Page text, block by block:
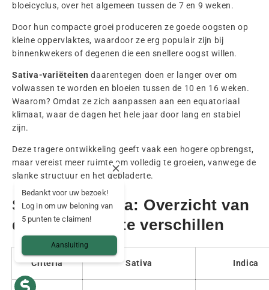
bloeicyclus, over het algemeen tussen de 7 en 9 weken.
Door hun compacte groei produceren ze goede oogsten op
kleine oppervlaktes, waardoor ze erg populair zijn bij
binnenkwekers of degenen die een snellere oogst willen.
Sativa-variëteiten daarentegen doen er langer over om
volwassen te worden en bloeien tussen de 10 en 16 weken.
Waarom? Omdat ze zich aanpassen aan een equatoriaal
klimaat, waar de dagen het hele jaar door lang en stabiel
zijn.
Deze tragere ontwikkeling geeft vaak een hogere opbrengst,
maar vereist meer ruimte om volledig te groeien, vanwege de
slanke structuur en het gebladerte.
Sativa vs Indica: Overzicht van
de belangrijkste verschillen
Criteria Sativa Indica
Bedankt voor uw bezoek!
Log in om uw beloning van
5 punten te claimen!
Aansluiting